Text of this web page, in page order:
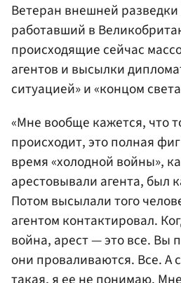
Ветеран внешней разведки
работавший в
происходящие сейчас
агентов и высылки
ситуацией» и «концом
«Мне вообще кажется, что
происходит, это полная
время «холодной войны»,
арестовывали агента, был
Потом высылали того
агентом контактировал.
война, арест — это все. Вы
они проваливаются. Все. А